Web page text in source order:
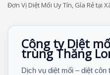
Đơn Vị Diệt Mối Uy Tín, Gía Rẻ tại
Công ty Diệt
trùng Thăng
Dịch vụ diệt mối – diệt côn